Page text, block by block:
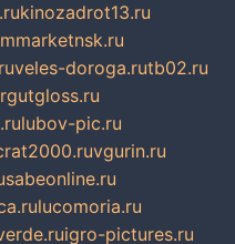
kinozadrot13.ru
veles-doroga.rutb02.ru
lubov-pic.ru
vgurin.ru
sabeonline.ru
lucomoria.ru
igro-pictures.ru